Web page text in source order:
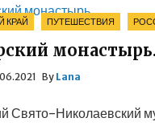
ВСТРЕЧАЮТСЯ
РЕКИ
И
ЭПОХИ.
КРАЙ ПУТЕШЕСТВИЯ
монастырь.
By Lana
Свято-Николаевский